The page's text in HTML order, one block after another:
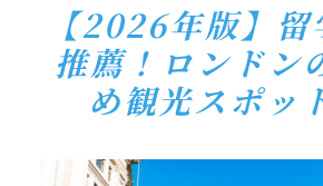
【2026年版】
推薦！ロンドン
め観光スポッ